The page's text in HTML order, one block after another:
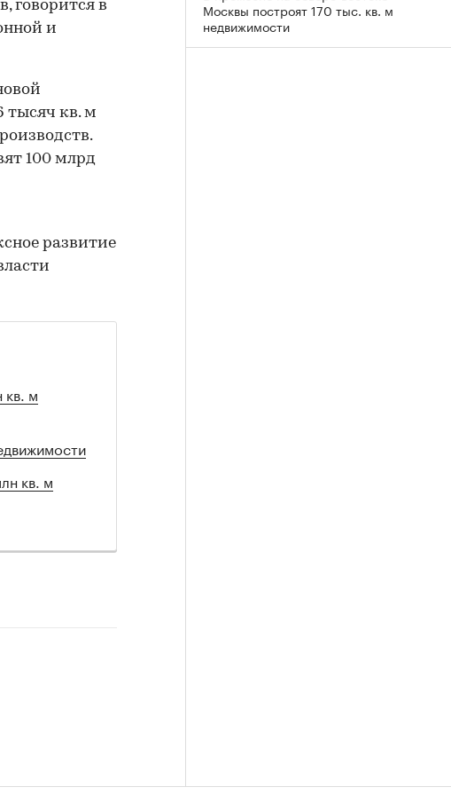
говорится в
и
тысяч кв. м
100 млрд
развитие
кв. м
кв. м
Москвы построят 170 тыс. кв. м
недвижимости